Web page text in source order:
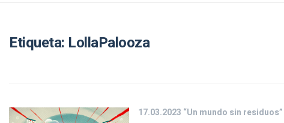
Etiqueta: LollaPalooza
17.03.2023 “Un mundo sin residuos”